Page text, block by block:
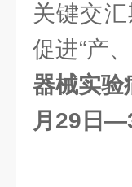
关键交
促进“产
器械实验
月29日